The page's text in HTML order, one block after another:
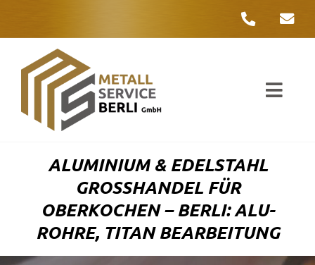
ALUMINIUM & EDELSTAHL
GROSSHANDEL FÜR O
BERKOCHEN – BERLI: ALU-R
OHRE, TITAN BEARBEITUNG